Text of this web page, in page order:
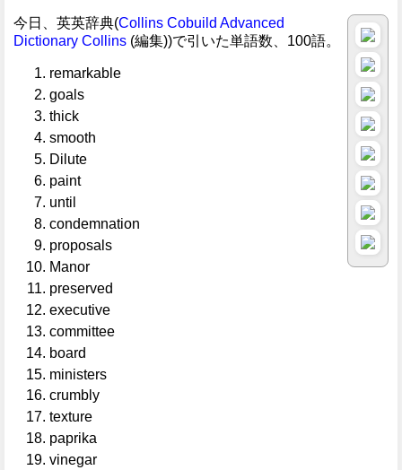
今日、英英辞典(Collins Cobuild Advanced
Dictionary Collins (編集))で引いた単語数、100語。
remarkable
goals
thick
smooth
Dilute
paint
until
condemnation
proposals
Manor
preserved
executive
committee
board
ministers
crumbly
texture
paprika
vinegar